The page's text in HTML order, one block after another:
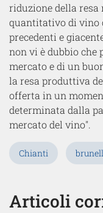
riduzione della resa
quantitativo di vino
precedenti e
non vi è dubbio che
mercato e di un
la resa produttiva
offerta in un
determinata dalla
mercato del vino".
Chianti
Articoli